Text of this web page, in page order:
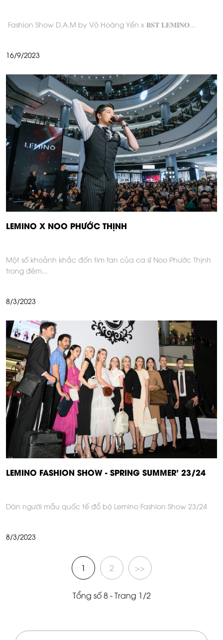
Fashion Show D.A.M by Võ Hoàng Yến x 𝐁𝐒𝐓 𝐋𝐄𝐌𝐈𝐍𝐎...
16/9/2023
LEMINO X NOO PHƯỚC THỊNH
Một số khoảnh khắc đốn tim fan của ca sĩ Noo Phước Thịnh
trong đêm...
8/3/2023
LEMINO FASHION SHOW - SPRING SUMMER' 23/24
Dàn người mẫu quốc tế đổ bộ Lemino Fashion Show 23/24
8/3/2023
1 2 >>
Tổng số 8 - Trang 1/2